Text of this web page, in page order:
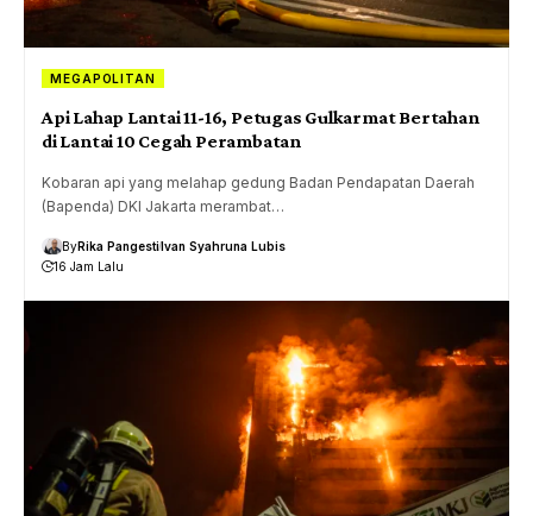
MEGAPOLITAN
Api Lahap Lantai 11-16, Petugas Gulkarmat Bertahan
di Lantai 10 Cegah Perambatan
Kobaran api yang melahap gedung Badan Pendapatan Daerah
(Bapenda) DKI Jakarta merambat…
ByRika PangestiIvan Syahruna Lubis
16 Jam Lalu